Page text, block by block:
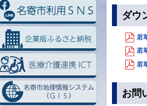
ダウ
若
若
若
お問